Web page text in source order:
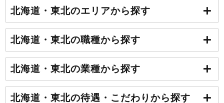
北海道・東北のエリアから探す
北海道・東北の職種から探す
北海道・東北の業種から探す
北海道・東北の待遇・こだわりから探す